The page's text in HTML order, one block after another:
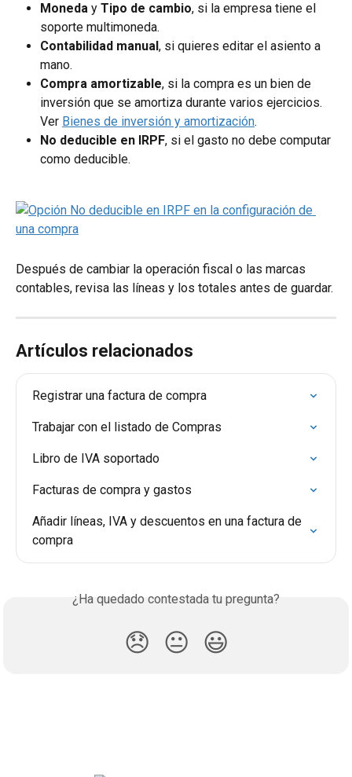
Moneda y Tipo de cambio, si la empresa tiene el
soporte multimoneda.
Contabilidad manual , si quieres editar el asiento a
mano.
Compra amortizable, si la compra es un bien de
inversión que se amortiza durante varios ejercicios.
Ver Bienes de inversión y amortización.
No deducible en IRPF, si el gasto no debe computar
como deducible.
Después de cambiar la operación fiscal o las marcas
contables, revisa las líneas y los totales antes de guardar.
Artículos relacionados
Registrar una factura de compra
Trabajar con el listado de Compras
Libro de IVA soportado
Facturas de compra y gastos
Añadir líneas, IVA y descuentos en una factura de
compra
¿Ha quedado contestada tu pregunta?
😞 😐 😃